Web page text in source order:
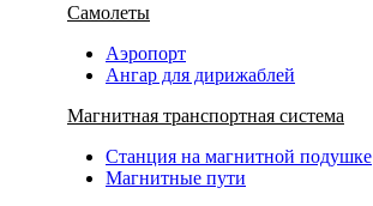
Самолеты
Аэропорт
Ангар для дирижаблей
Магнитная транспортная система
Станция на магнитной подушке
Магнитные пути